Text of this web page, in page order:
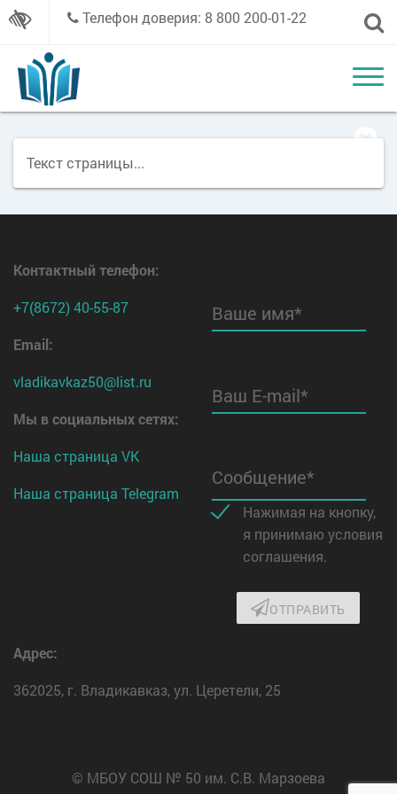
Телефон доверия: 8 800 200-01-22
Текст страницы...
Контактный телефон:
+7(8672) 40-55-87
Email:
vladikavkaz50@list.ru
Мы в социальных сетях:
Наша страница VK
Наша страница Telegram
Ваше имя*
Ваш E-mail*
Сообщение*
Нажимая на кнопку,
я принимаю условия
соглашения.
ОТПРАВИТЬ
Адрес:
362025, г. Владикавказ, ул. Церетели, 25
© МБОУ СОШ № 50 им. С.В. Марзоева